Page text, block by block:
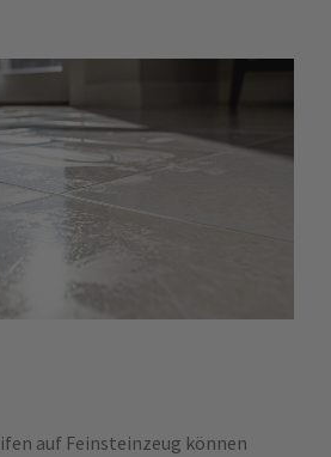
auf Feinsteinzeug können